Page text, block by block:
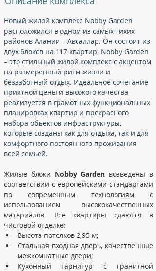
Новый жилой комплекс Nobby Garden
расположился в одном из самых тихих
районов Алании – Авсаллар. Он состоит из
двух блоков на 117 квартир. Nobby Garden
– это стильный жилой комплекс с акцентом
на размеренный ритм жизни и
беззаботный отдых. Идеальное сочетание
приятной цены и высокого качества
реализуется в грамотных функциональных
планировках квартир и прекрасного
набора объектов инфраструктуры,
которые созданы как для отдыха, так и для
комфортного постоянного проживания
всей семьей.
Жилые блоки Nobby Garden возведены в
соответствии с европейскими стандартами
по современным технологиям с
использованием высококачественных
материалов. Все квартиры сдаются в
чистовой отделке:
Высота потолков 2,95 м;
Стальная входная дверь, качественные
межкомнатные двери;
Кухонный гарнитур с гранитной